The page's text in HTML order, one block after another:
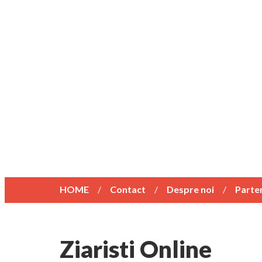
HOME Contact Despre noi
Ziaristi Online